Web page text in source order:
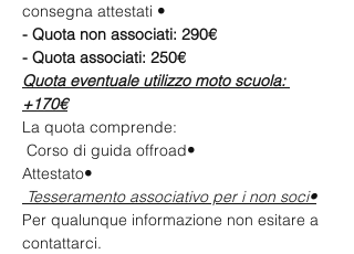
consegna attestati •
- Quota non associati: 290€
- Quota associati: 250€
Quota eventuale utilizzo moto scuola:
+170€
La quota comprende:
Corso di guida offroad•
Attestato•
Tesseramento associativo per i non soci•
Per qualunque informazione non esitare a
contattarci.